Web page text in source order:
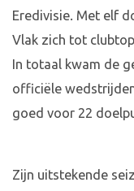
Eredivisie. Met elf
Vlak zich tot
In totaal kwam de
officiële
goed voor 22
Zijn uitstekende